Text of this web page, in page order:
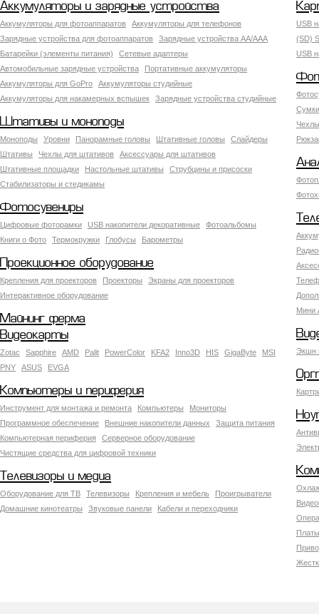
Аккумуляторы и зарядные устройства
Аккумуляторы для фотоаппаратов
Аккумуляторы для телефонов
Зарядные устройства для фотоаппаратов
Зарядные устройства AA/AAA
Батарейки (элементы питания)
Сетевые адаптеры
Автомобильные зарядные устройства
Портативные аккумуляторы
Аккумуляторы для GoPro
Аккумуляторы студийные
Аккумуляторы для накамерных вспышек
Зарядные устройства студийные
USB
(SD)
USB
Штативы и моноподы
Моноподы Уровни Панорамные головы Штативные головы
Слайдеры
Штативы
Чехлы для штативов
Аксессуары для штативов
Штативные площадки
Настольные штативы
Струбцины и присоски
Стабилизаторы и стедикамы
Фотосувениры
Цифровые фоторамки USB накопители декоративные
Фотоальбомы
Книги о Фото
Термокружки Глобусы Барометры
Мини
Проекционное оборудование
Крепления для проекторов Проекторы
Экраны для проекторов
Интерактивное оборудование
Майнинг ферма
Экшн
Видеокарты
Zotac Sapphire AMD Palit PowerColor KFA2 Inno3D HIS GigaByte
MSI
PNY
ASUS EVGA
Компьютеры и периферия
Инструмент для монтажа и ремонта Компьютеры
Мониторы
Программное обеспечение
Внешние накопители данных
Защита питания
Компьютерная периферия
Серверное оборудование
Чистящие средства для цифровой техники
Телевизоры и медиа
Оборудование для ТВ Телевизоры Крепления и мебель
Проигрыватели
Домашние кинотеатры
Звуковые панели Кабели и переходники